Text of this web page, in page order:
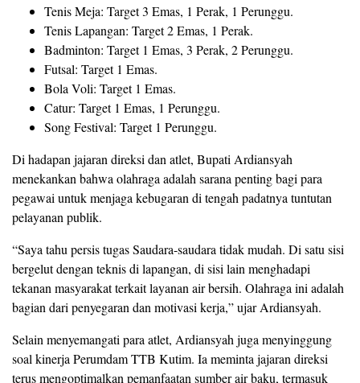
Tenis Meja: Target 3 Emas, 1 Perak, 1 Perunggu.
Tenis Lapangan: Target 2 Emas, 1 Perak.
Badminton: Target 1 Emas, 3 Perak, 2 Perunggu.
Futsal: Target 1 Emas.
Bola Voli: Target 1 Emas.
Catur: Target 1 Emas, 1 Perunggu.
Song Festival: Target 1 Perunggu.
Di hadapan jajaran direksi dan atlet, Bupati Ardiansyah
menekankan bahwa olahraga adalah sarana penting bagi para
pegawai untuk menjaga kebugaran di tengah padatnya tuntutan
pelayanan publik.
“Saya tahu persis tugas Saudara-saudara tidak mudah. Di satu sisi
bergelut dengan teknis di lapangan, di sisi lain menghadapi
tekanan masyarakat terkait layanan air bersih. Olahraga ini adalah
bagian dari penyegaran dan motivasi kerja,” ujar Ardiansyah.
Selain menyemangati para atlet, Ardiansyah juga menyinggung
soal kinerja Perumdam TTB Kutim. Ia meminta jajaran direksi
terus mengoptimalkan pemanfaatan sumber air baku, termasuk